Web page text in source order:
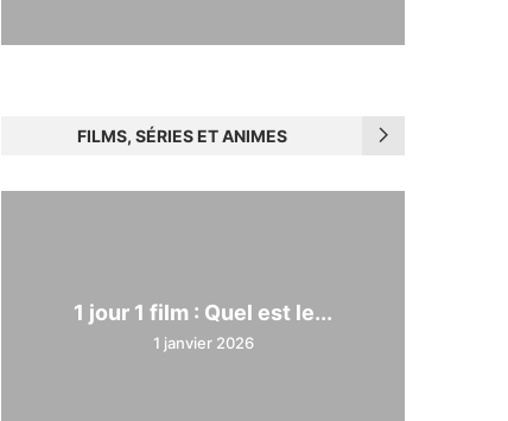
FILMS, SÉRIES ET ANIMES
1 jour 1 film : Quel est le...
1 janvier 2026